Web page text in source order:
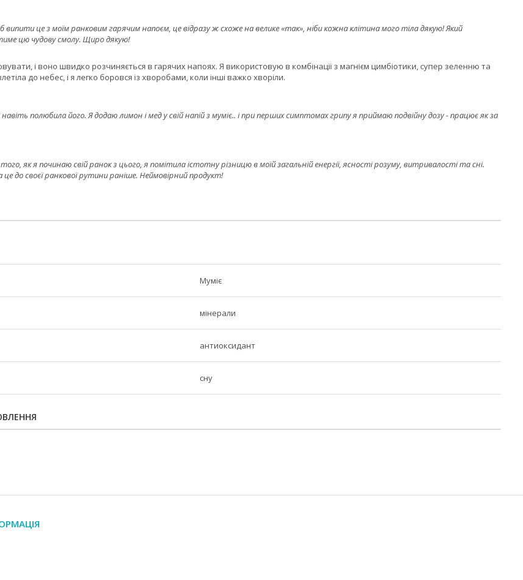
це з моїм ранковим гарячим напоєм, це відразу ж схоже на велике «так», ніби кожна клітина мого тіла дякую! Який
цю чудову смолу. Щиро дякую!
і воно швидко розчиняється в гарячих напоях. Я використовую в комбінації з магнієм цимбіотики, супер зеленню та
до небес, і я легко боровся із хворобами, коли інші важко хворіли.
навіть полюбила його. Я додаю лимон і мед у свій напій з муміє.. і при перших симптомах грипу я приймаю подвійну дозу - працює як за
як я починаю свій ранок з цього, я помітила істотну різницю в моїй загальній енергії, ясності розуму, витривалості та сні.
до своєї ранкової рутини раніше. Неймовірний продукт!
Муміє
мінерали
антиоксидант
сну